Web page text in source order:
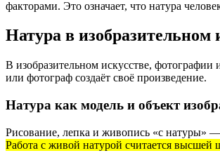
факторами. Это означает, что натура
Натура в изобразительном
В изобразительном искусстве, фотографии
или фотограф создаёт своё произведение.
Натура как модель и объект
Рисование, лепка и живопись «с натуры»
Работа с живой натурой считается высшей